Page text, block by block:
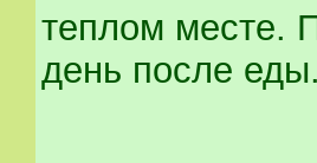
теплом месте.
день после